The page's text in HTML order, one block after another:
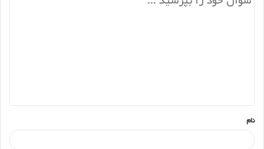
*
نام